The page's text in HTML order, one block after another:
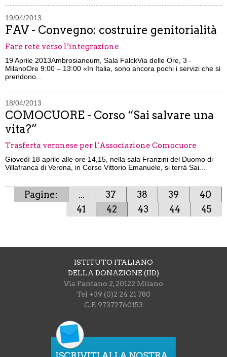
19/04/2013
FAV - Convegno: costruire genitorialità
Fare rete verso l’integrazione
19 Aprile 2013Ambrosianeum, Sala FalckVia delle Ore, 3 -
MilanoOre 9:00 – 13:00 «In Italia, sono ancora pochi i servizi che si
prendono...
18/04/2013
COMOCUORE - Corso “Sai salvare una
vita?”
Trasferta veronese per l’Associazione Comocuore
Giovedì 18 aprile alle ore 14,15, nella sala Franzini del Duomo di
Villafranca di Verona, in Corso Vittorio Emanuele, si terrà Sai...
Pagine: ... 37 38 39
40
41
42 43 44 45
ISTITUTO ITALIANO
DELLA DONAZIONE (IID)
Via Pantano 2, 20122 Milano
Tel +39 (0)2 24 21 780
C.F. 97372760153